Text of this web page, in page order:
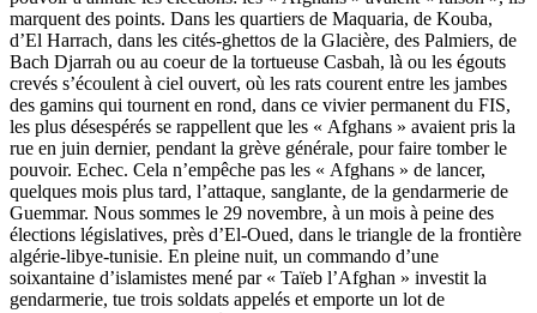
marquent des points. Dans les quartiers de Maquaria, de Kouba,
d’El Harrach, dans les cités-ghettos de la Glacière, des Palmiers, de
Bach Djarrah ou au coeur de la tortueuse Casbah, là ou les égouts
crevés s’écoulent à ciel ouvert, où les rats courent entre les jambes
des gamins qui tournent en rond, dans ce vivier permanent du FIS,
les plus désespérés se rappellent que les « Afghans » avaient pris la
rue en juin dernier, pendant la grève générale, pour faire tomber le
pouvoir. Echec. Cela n’empêche pas les « Afghans » de lancer,
quelques mois plus tard, l’attaque, sanglante, de la gendarmerie de
Guemmar. Nous sommes le 29 novembre, à un mois à peine des
élections législatives, près d’El-Oued, dans le triangle de la frontière
algérie-libye-tunisie. En pleine nuit, un commando d’une
soixantaine d’islamistes mené par « Taïeb l’Afghan » investit la
gendarmerie, tue trois soldats appelés et emporte un lot de